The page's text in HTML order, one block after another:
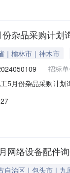
杂品采购计划
｜榆林市｜神木市
招标单
5月份杂品采购计
议接收单位：国家
网络设备配件
自治区｜包头市｜九